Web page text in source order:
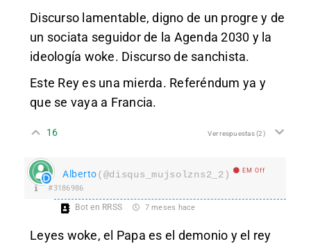
Discurso lamentable, digno de un progre y de
un sociata seguidor de la Agenda 2030 y la
ideología woke. Discurso de sanchista.
Este Rey es una mierda. Referéndum ya y
que se vaya a Francia.
16 Ver respuestas(2)
Alberto(@disqus_mujsolzns2_2) EM Off
#3186986
Bot en RRSS 7 meses hace
Leyes woke, el Papa es el demonio y el rey